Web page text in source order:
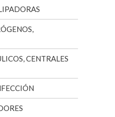
CENTRALES